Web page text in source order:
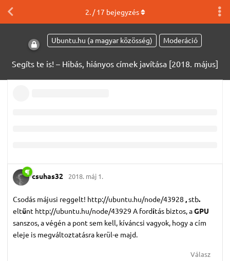
Ubuntu.hu (a magyar közösség) Moderáció
Segíts te is! – Hibás, hiányos címek javítása [2018. május]
2. /17 bejegyzés
csuhas32 2018. máj 1.
Csodás májusi reggelt! http://ubuntu.hu/node/43928 ,stb.
eltűnt http://ubuntu.hu/node/43929 A fordítás biztos, aGPU
sanszos, a végén a pont sem kell, kíváncsi vagyok, hogy a cím
eleje is megváltoztatásra kerül-e majd.
Válasz